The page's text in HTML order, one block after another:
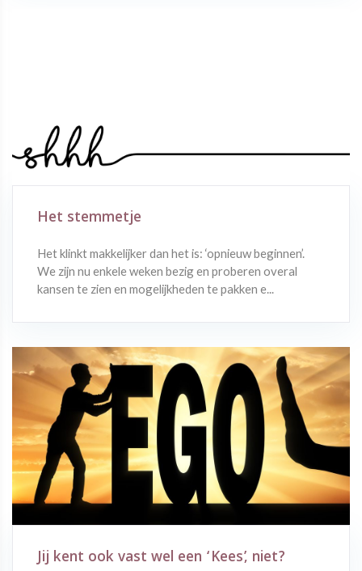
Het stemmetje
Het klinkt makkelijker dan het is: ‘opnieuw beginnen’.
We zijn nu enkele weken bezig en proberen overal
kansen te zien en mogelijkheden te pakken e...
Jij kent ook vast wel een ‘Kees’, niet?